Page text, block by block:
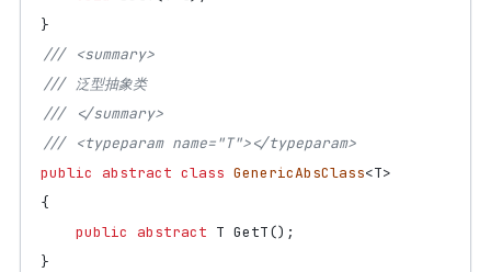
}
/// <summary>
/// 泛型抽象类
/// </summary>
/// <typeparam name="T"></typeparam>
public
abstract class GenericAbsClass<T>
{
public
abstract T GetT();
}